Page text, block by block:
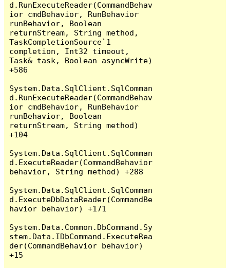
d.RunExecuteReader(CommandBehav
ior cmdBehavior, RunBehavior
runBehavior, Boolean
returnStream, String method,
TaskCompletionSource`1
completion, Int32 timeout,
Task& task, Boolean asyncWrite)
+586
System.Data.SqlClient.SqlComman
d.RunExecuteReader(CommandBehav
ior cmdBehavior, RunBehavior
runBehavior, Boolean
returnStream, String method)
+104
System.Data.SqlClient.SqlComman
d.ExecuteReader(CommandBehavior
behavior, String method) +288
System.Data.SqlClient.SqlComman
d.ExecuteDbDataReader(CommandBe
havior behavior) +171
System.Data.Common.DbCommand.Sy
stem.Data.IDbCommand.ExecuteRea
der(CommandBehavior behavior)
+15